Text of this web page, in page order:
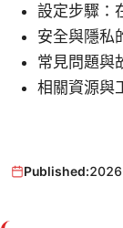
設定步驟：
安全與隱私
常見問題與
相關資源與
Published: